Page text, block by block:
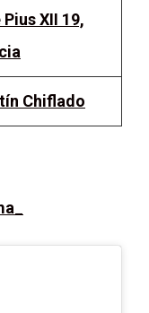
Pius XII 19,
Chiflado